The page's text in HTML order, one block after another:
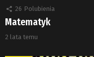
26 Polubienia
Matematyk
2 lata temu